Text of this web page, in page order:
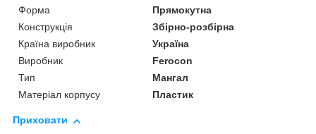
Форма
Прямокутна
Конструкція
Збірно-розбірна
Країна виробник
Україна
Виробник
Ferocon
Тип
Мангал
Матеріал корпусу
Пластик
Приховати